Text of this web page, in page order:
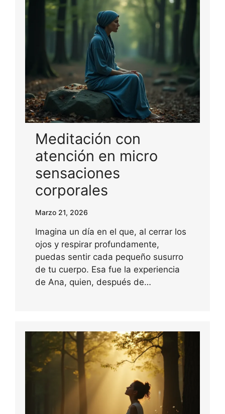
Meditación con
atención en micro
sensaciones
corporales
Marzo 21, 2026
Imagina un día en el que, al cerrar los
ojos y respirar profundamente,
puedas sentir cada pequeño susurro
de tu cuerpo. Esa fue la experiencia
de Ana, quien, después de…